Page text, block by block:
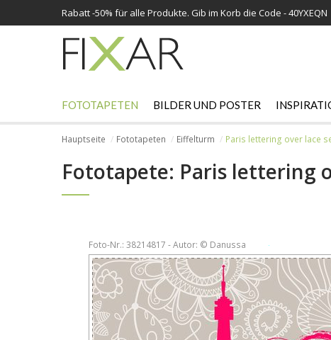
Rabatt -50% für alle Produkte. Gib im Korb die Code - 40YXEQN
FOTOTAPETEN BILDER UND POSTER
Hauptseite Fototapeten Eiffelturm Paris lettering over lace
Fototapete: Paris lettering
Foto-Nr.: 38214817 - Autor: © Danussa